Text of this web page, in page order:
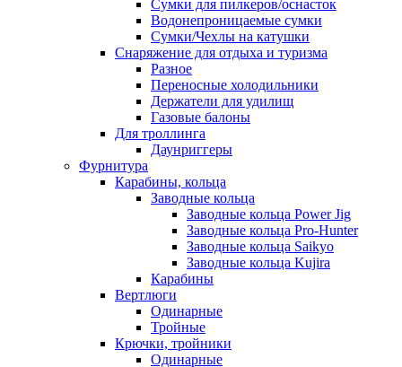
Сумки для пилкеров/оснасток
Водонепроницаемые сумки
Сумки/Чехлы на катушки
Снаряжение для отдыха и туризма
Разное
Переносные холодильники
Держатели для удилищ
Газовые балоны
Для троллинга
Даунриггеры
Фурнитура
Карабины, кольца
Заводные кольца
Заводные кольца Power Jig
Заводные кольца Pro-Hunter
Заводные кольца Saikyo
Заводные кольца Kujira
Карабины
Вертлюги
Одинарные
Тройные
Крючки, тройники
Одинарные